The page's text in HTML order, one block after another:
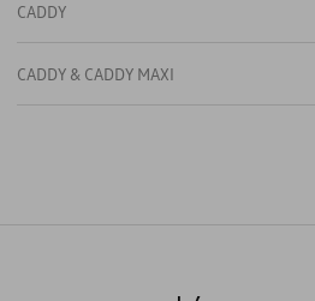
CADDY
CADDY & CADDY MAXI